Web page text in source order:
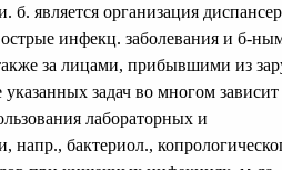
б. является организация
инфекц. заболевания и б-
за лицами, прибывшими из
задач во многом зависит
лабораторных и
напр., бактериол.,